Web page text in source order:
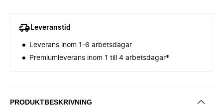
Leveranstid
Leverans inom 1-6 arbetsdagar
Premiumleverans inom 1 till 4 arbetsdagar*
PRODUKTBESKRIVNING